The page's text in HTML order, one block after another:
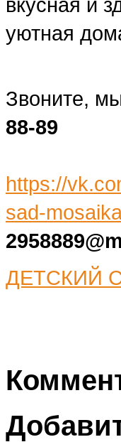
уютная
Звоните,
88-89
https://
sad-
ДЕТСКИЙ